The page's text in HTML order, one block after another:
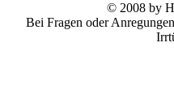
© 2008 by
Bei Fragen oder